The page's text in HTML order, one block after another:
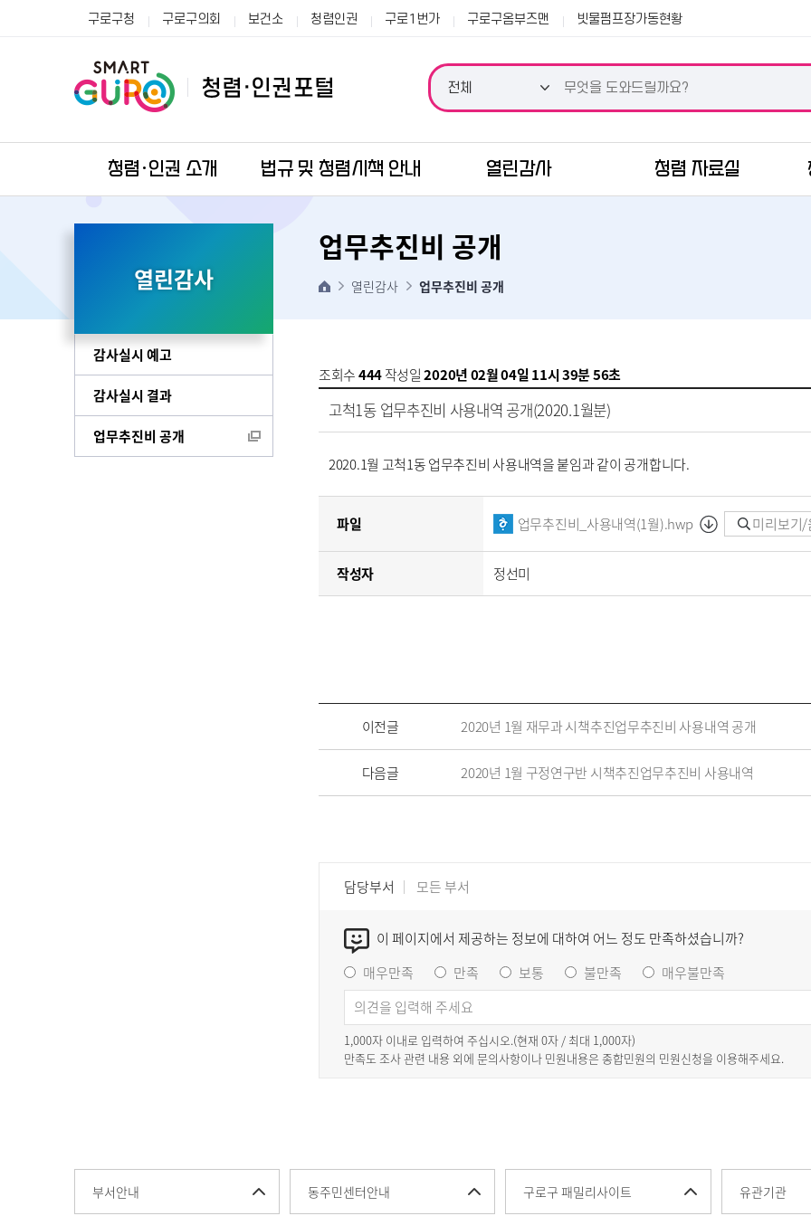
본문 바로가기
구로구청 구로구의회 보건소 청렴인권 구로1번가 구로구옴부즈맨 빗물펌프장가동현황
청렴·인권 소개 법규 및 청렴시책 안내 열린감사 청렴 자료실
열린감사
감사실시 예고
감사실시 결과
업무추진비 공개
업무추진비 공개
열린감사 업무추진비 공개
조회수444작성일2020년 02월 04일 11시 39분 56초
고척1동 업무추진비 사용내역 공개(2020.1월분)
2020.1월 고척1동 업무추진비 사용내역을 붙임과 같이 공개합니다.
파일 업무추진비_사용내역(1월).hwp 미리보기/
작성자 정선미
이전글 2020년 1월 재무과 시책추진업무추진비 사용내역 공개
다음글 2020년 1월 구정연구반 시책추진업무추진비 사용내역
담당부서 모든 부서
이 페이지에서 제공하는 정보에 대하여 어느 정도 만족하셨습니까?
매우만족
만족 보통 불만족 매우불만족
1,000자 이내로 입력하여 주십시오.(현재0자 / 최대 1,000자)
만족도 조사 관련 내용 외에 문의사항이나 민원내용은 종합민원의 민원신청을 이용해주세요.
부서안내 동주민센터안내 구로구 패밀리사이트 유관기관